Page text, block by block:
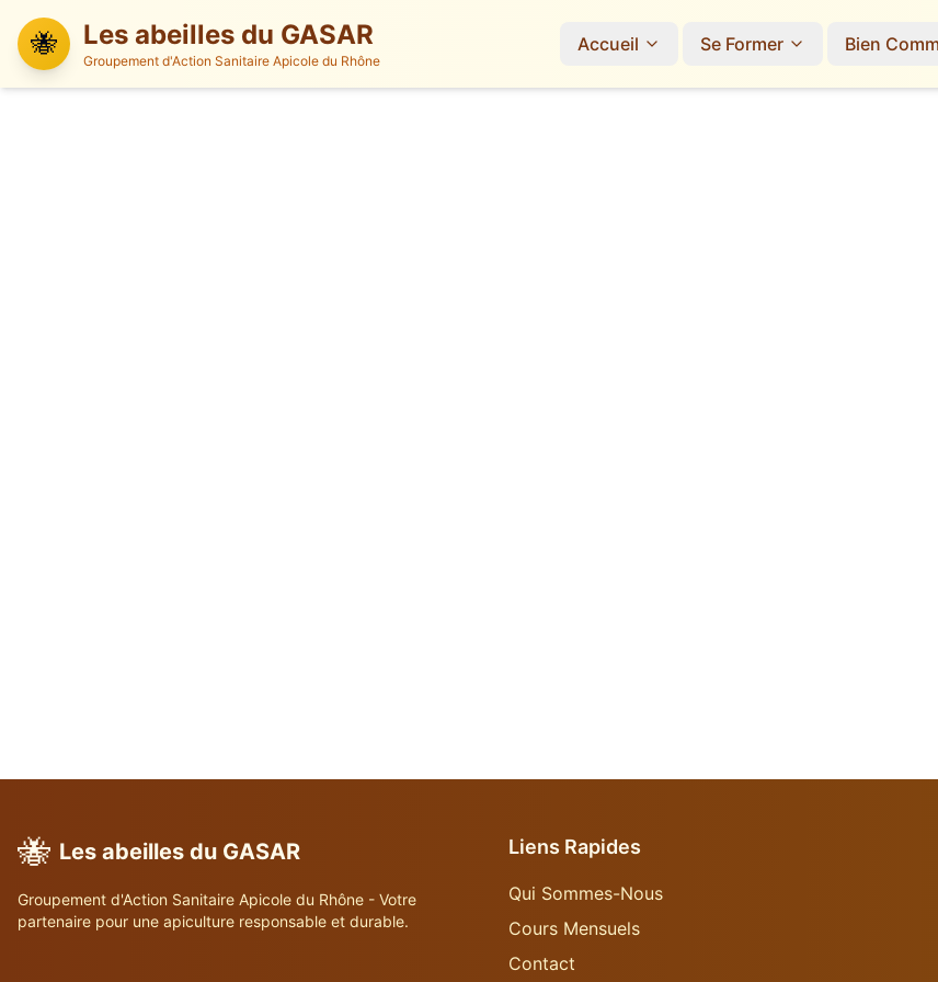
🐝 Les abeilles du GASAR
Groupement d'Action Sanitaire Apicole du Rhône
Accueil Se Former Bien
🐝 Les abeilles du GASAR
Groupement d'Action Sanitaire Apicole du Rhône - Votre
partenaire pour une apiculture responsable et durable.
Liens Rapides
Qui Sommes-Nous
Cours Mensuels
Contact